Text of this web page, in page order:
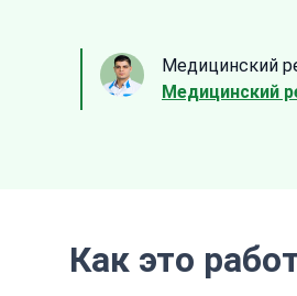
Медицинский
Медицинский
Как это